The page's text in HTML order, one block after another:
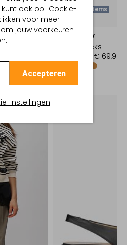
ook op "Cookie-
voor meer
jouw voorkeuren
Accepteren
instellingen
Laatste Items
NOTRE-V
Slingbacks
€ 69,99